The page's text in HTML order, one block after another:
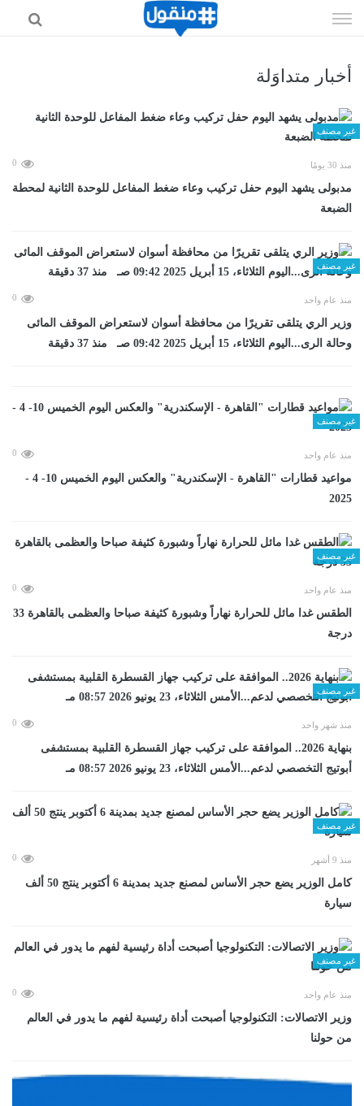
الى
أخبار متداوَلة
غير مصنف
منذ 30 يومًا 0
مدبولى يشهد اليوم حفل تركيب وعاء ضغط المفاعل للوحدة الثانية لمحطة
الضبعة
غير مصنف
منذ عام واحد 0
وزير الري يتلقى تقريرًا من محافظة أسوان لاستعراض الموقف المائى
وحالة الرى...اليوم الثلاثاء، 15 أبريل 2025 09:42 صـ منذ 37 دقيقة
غير مصنف
منذ عام واحد 0
مواعيد قطارات "القاهرة - الإسكندرية" والعكس اليوم الخميس 10- 4 -
2025
غير مصنف
منذ عام واحد 0
الطقس غدا مائل للحرارة نهاراً وشبورة كثيفة صباحا والعظمى بالقاهرة 33
درجة
غير مصنف
منذ شهر واحد 0
بنهاية 2026.. الموافقة على تركيب جهاز القسطرة القلبية بمستشفى
أبوتيج التخصصي لدعم...الأمس الثلاثاء، 23 يونيو 2026 08:57 مـ
غير مصنف
منذ 9 أشهر 0
كامل الوزير يضع حجر الأساس لمصنع جديد بمدينة 6 أكتوبر ينتج 50 ألف
سيارة
غير مصنف
منذ عام واحد 0
وزير الاتصالات: التكنولوجيا أصبحت أداة رئيسية لفهم ما يدور في العالم
من حولنا